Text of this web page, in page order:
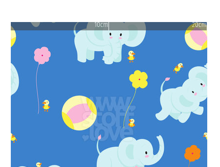
10cm 20cm